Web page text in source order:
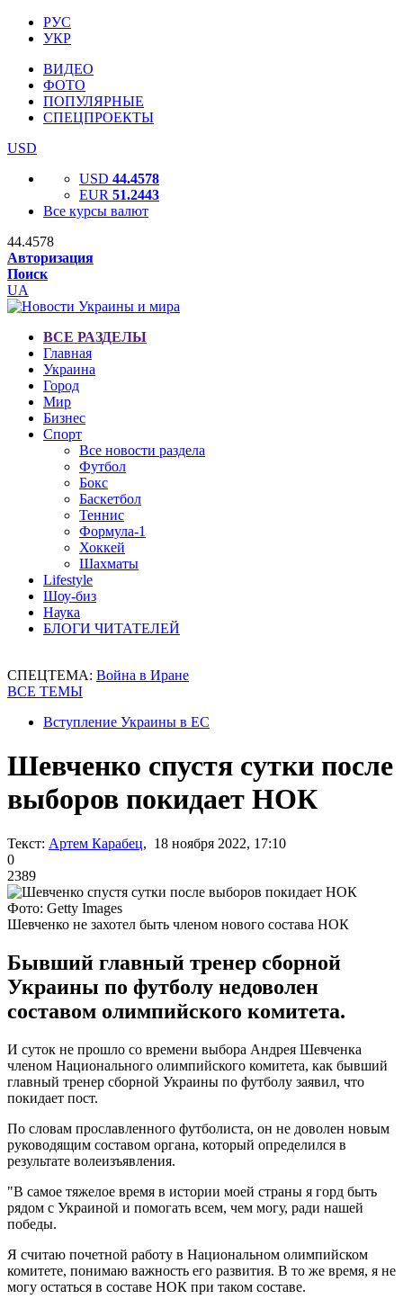
РУС
УКР
ВИДЕО
ФОТО
ПОПУЛЯРНЫЕ
СПЕЦПРОЕКТЫ
USD
USD 44.4578
EUR 51.2443
Все курсы валют
44.4578
Авторизация
Поиск
UA
ВСЕ РАЗДЕЛЫ
Главная
Украина
Город
Мир
Бизнес
Спорт
Все новости раздела
Футбол
Бокс
Баскетбол
Теннис
Формула-1
Хоккей
Шахматы
Lifestyle
Шоу-биз
Наука
БЛОГИ ЧИТАТЕЛЕЙ
СПЕЦТЕМА: Война в Иране
ВСЕ ТЕМЫ
Вступление Украины в ЕС
Шевченко спустя сутки после
выборов покидает НОК
Текст: Артем Карабец, 18 ноября 2022, 17:10
0
2389
Фото: Getty Images
Шевченко не захотел быть членом нового состава НОК
Бывший главный тренер сборной
Украины по футболу недоволен
составом олимпийского комитета.
И суток не прошло со времени выбора Андрея Шевченка
членом Национального олимпийского комитета, как бывший
главный тренер сборной Украины по футболу заявил, что
покидает пост.
По словам прославленного футболиста, он не доволен новым
руководящим составом органа, который определился в
результате волеизъявления.
"В самое тяжелое время в истории моей страны я горд быть
рядом с Украиной и помогать всем, чем могу, ради нашей
победы.
Я считаю почетной работу в Национальном олимпийском
комитете, понимаю важность его развития. В то же время, я не
могу остаться в составе НОК при таком составе.